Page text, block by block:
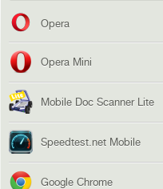
Opera
Opera Mini
Mobile Doc Scanner Lite
Speedtest.net Mobile
Google Chrome